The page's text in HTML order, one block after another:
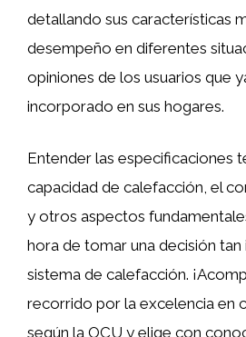
detallando sus características
desempeño en diferentes
opiniones de los usuarios que
incorporado en sus hogares.
Entender las especificaciones
capacidad de calefacción, el
y otros aspectos
hora de tomar una decisión
sistema de calefacción.
recorrido por la excelencia en
según la OCU y elige con